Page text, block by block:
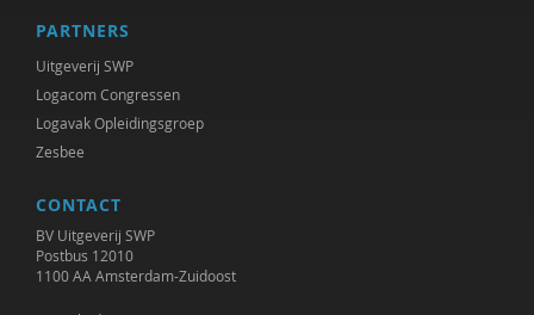
PARTNERS
Uitgeverij SWP
Logacom Congressen
Logavak Opleidingsgroep
Zesbee
CONTACT
BV Uitgeverij SWP
Postbus 12010
1100 AA Amsterdam-Zuidoost